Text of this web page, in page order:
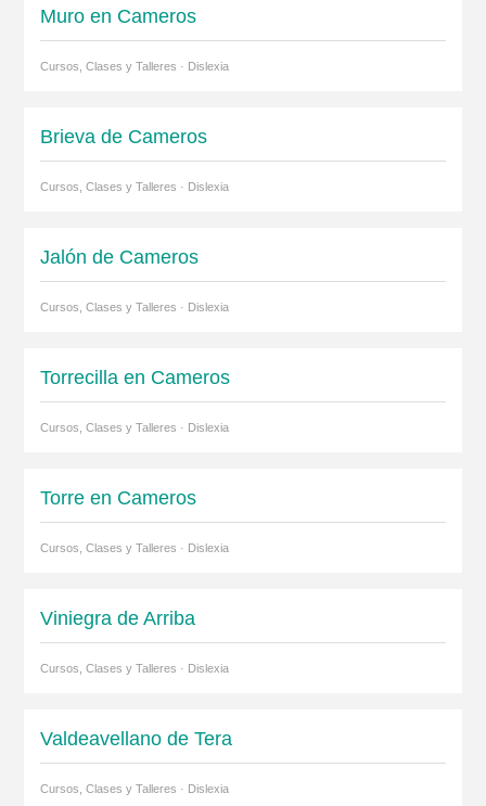
Muro en Cameros
Cursos, Clases y Talleres · Dislexia
Brieva de Cameros
Cursos, Clases y Talleres · Dislexia
Jalón de Cameros
Cursos, Clases y Talleres · Dislexia
Torrecilla en Cameros
Cursos, Clases y Talleres · Dislexia
Torre en Cameros
Cursos, Clases y Talleres · Dislexia
Viniegra de Arriba
Cursos, Clases y Talleres · Dislexia
Valdeavellano de Tera
Cursos, Clases y Talleres · Dislexia